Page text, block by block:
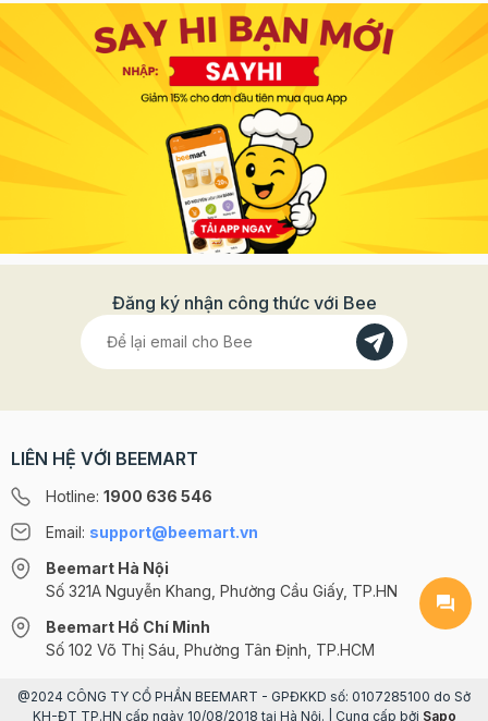
Đăng ký nhận công thức với Bee
LIÊN HỆ VỚI BEEMART
Hotline: 1900 636 546
Email: support@beemart.vn
Beemart Hà Nội
Số 321A Nguyễn Khang, Phường Cầu Giấy, TP.HN
Beemart Hồ Chí Minh
Số 102 Võ Thị Sáu, Phường Tân Định, TP.HCM
@2024 CÔNG TY CỔ PHẦN BEEMART - GPĐKKD số: 0107285100 do Sở
KH-ĐT TP.HN cấp ngày 10/08/2018 tại Hà Nội. | Cung cấp bởi Sapo